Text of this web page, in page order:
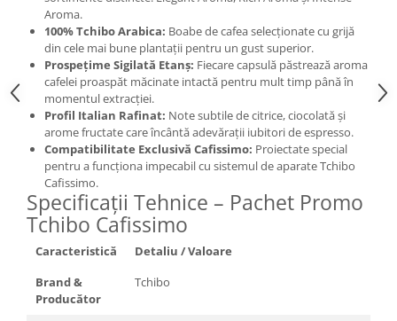
Aroma.
100% Tchibo Arabica: Boabe de cafea selecționate cu grijă
din cele mai bune plantații pentru un gust superior.
Prospețime Sigilată Etanș: Fiecare capsulă păstrează aroma
cafelei proaspăt măcinate intactă pentru mult timp până în
momentul extracției.
Profil Italian Rafinat: Note subtile de citrice, ciocolată și
arome fructate care încântă adevărații iubitori de espresso.
Compatibilitate Exclusivă Cafissimo: Proiectate special
pentru a funcționa impecabil cu sistemul de aparate Tchibo
Cafissimo.
Specificații Tehnice – Pachet Promo
Tchibo Cafissimo
Caracteristică
Detaliu / Valoare
Brand &
Producător
Tchibo